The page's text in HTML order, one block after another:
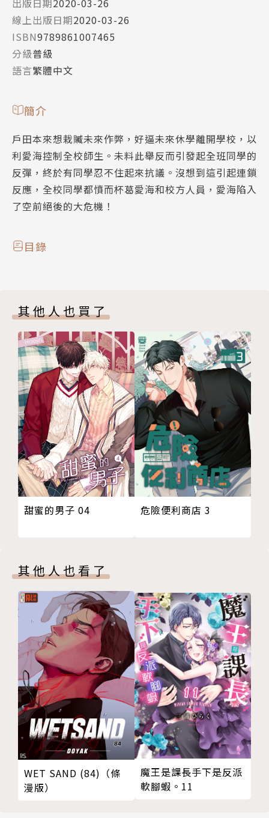
線上出版日期2020-03-26
ISBN9789861007465
分級普級
語言繁體中文
簡介
戶田本來想栽贓未來作弊，好逼未來休學離開學校，以
利愛海控制全校師生。未料此舉反而引發起全班同學的
反彈，終於有同學忍不住起來抗議。沒想到這引起連鎖
反應，全校同學都憤而杯葛愛海和校方人員，愛海陷入
了空前絕後的大危機！
目錄
其他人也買了
甜蜜的男子 04 危險便利商店 3
其他人也看了
WET SAND (84)（條
漫版）
魔王是課長手下是反派
軟腳蝦。11